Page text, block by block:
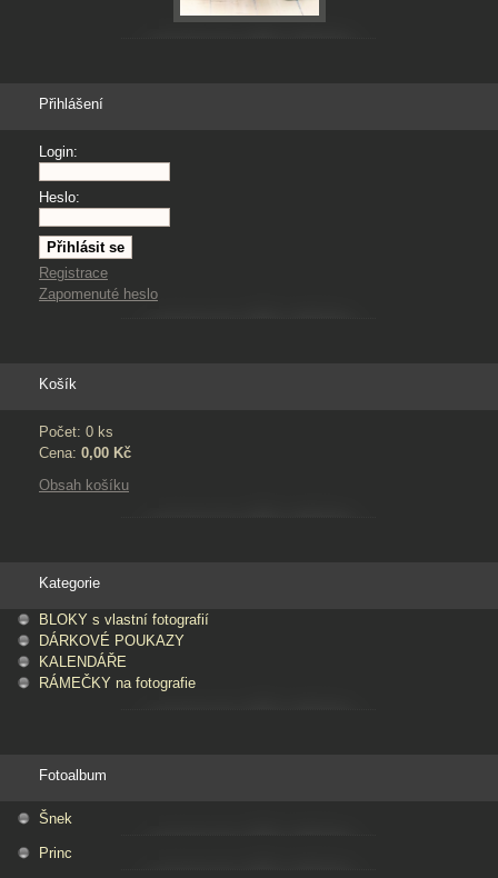
Přihlášení
Login:
Heslo:
Registrace
Zapomenuté heslo
Košík
Počet: 0 ks
Cena: 0,00 Kč
Obsah košíku
Kategorie
BLOKY s vlastní fotografií
DÁRKOVÉ POUKAZY
KALENDÁŘE
RÁMEČKY na fotografie
Fotoalbum
Šnek
Princ